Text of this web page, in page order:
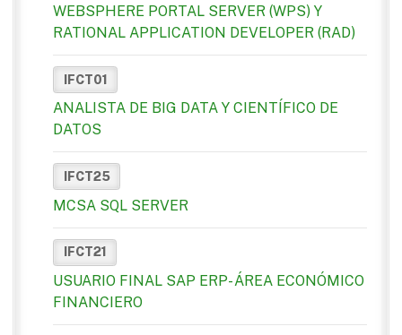
WEBSPHERE PORTAL SERVER (WPS) Y
RATIONAL APPLICATION DEVELOPER (RAD)
IFCT01
ANALISTA DE BIG DATA Y CIENTÍFICO DE
DATOS
IFCT25
MCSA SQL SERVER
IFCT21
USUARIO FINAL SAP ERP- ÁREA ECONÓMICO
FINANCIERO